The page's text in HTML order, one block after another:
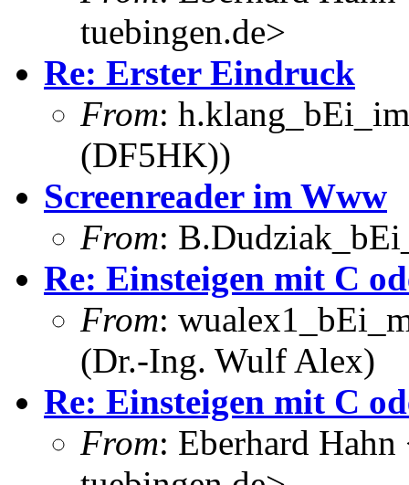
tuebingen.de>
Re: Erster Eindruck
From:
(DF5HK))
Screenreader im Www
From:
Re: Einsteigen mit C
From:
(Dr.-Ing. Wulf Alex)
Re: Einsteigen mit C
From: Eberhard